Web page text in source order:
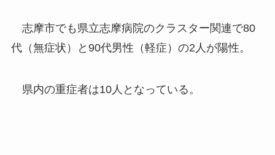
志摩市でも県立志摩病院のクラスター関連で80
代（無症状）と90代男性（軽症）の2人が陽性。
県内の重症者は10人となっている。